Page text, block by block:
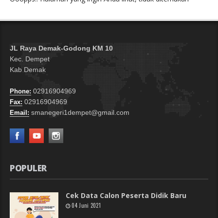
JL Raya Demak-Godong KM 10
Kec. Dempet
Kab Demak
Phone: 02916904969
Fax: 02916904969
Email: smanegeri1dempet@gmail.com
POPULER
Cek Data Calon Peserta Didik Baru
04 Juni 2021